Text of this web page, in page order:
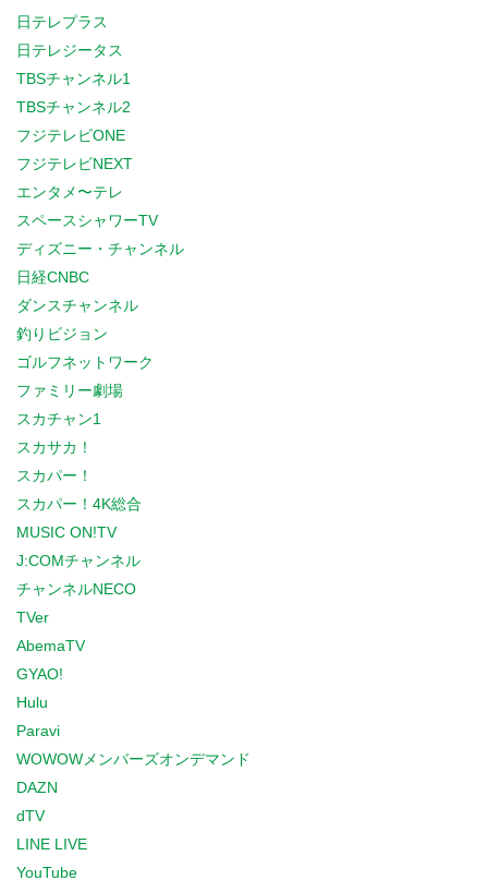
日テレプラス
日テレジータス
TBSチャンネル1
TBSチャンネル2
フジテレビONE
フジテレビNEXT
エンタメ〜テレ
スペースシャワーTV
ディズニー・チャンネル
日経CNBC
ダンスチャンネル
釣りビジョン
ゴルフネットワーク
ファミリー劇場
スカチャン1
スカサカ！
スカパー！
スカパー！4K総合
MUSIC ON!TV
J:COMチャンネル
チャンネルNECO
TVer
AbemaTV
GYAO!
Hulu
Paravi
WOWOWメンバーズオンデマンド
DAZN
dTV
LINE LIVE
YouTube